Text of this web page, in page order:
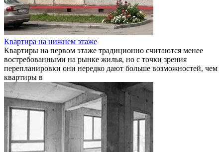
Квартира на нижнем этаже
Квартиры на первом этаже традиционно считаются менее
востребованными на рынке жилья, но с точки зрения
перепланировки они нередко дают больше возможностей, чем
квартиры в